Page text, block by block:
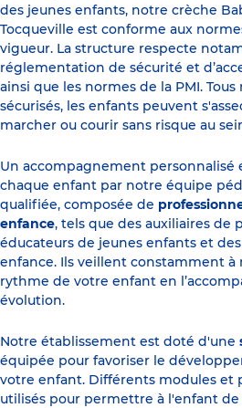
des jeunes enfants, notre crèche
Tocqueville est conforme aux
vigueur. La structure respecte
réglementation de sécurité et
ainsi que les normes de la PMI.
sécurisés, les enfants peuvent
marcher ou courir sans risque au
Un accompagnement personnalisé
chaque enfant par notre équipe
qualifiée, composée de
enfance, tels que des auxiliaires de
éducateurs de jeunes enfants et
enfance. Ils veillent constamment à
rythme de votre enfant en
évolution.
Notre établissement est doté d'une
équipée pour favoriser le
votre enfant. Différents modules et
utilisés pour permettre à l'enfant